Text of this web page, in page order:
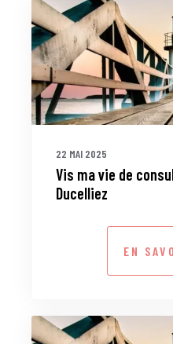
22 MAI 2025
Vis ma vie de
Ducelliez
EN